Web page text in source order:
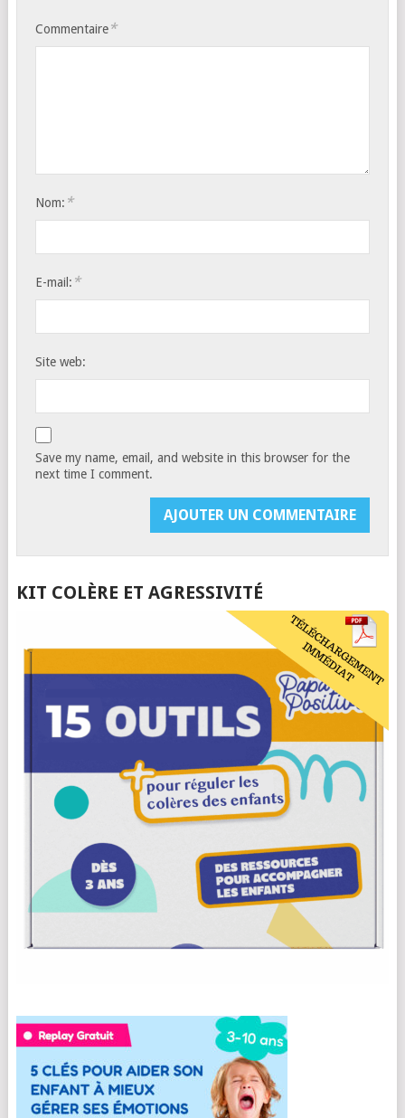
Commentaire*
Nom: *
E-mail: *
Site web:
Save my name, email, and website in this browser for the
next time I comment.
KIT COLÈRE ET AGRESSIVITÉ